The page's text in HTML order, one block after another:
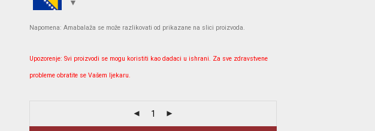
Napomena: Amabalaža se može razlikovati od prikazane na slici proizvoda.
Upozorenje: Svi proizvodi se mogu koristiti kao dadaci u ishrani. Za sve zdravstvene
probleme obratite se Vašem ljekaru.